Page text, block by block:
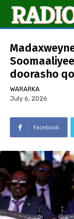
doorasho
WARARKA
July 6, 2026
Facebook